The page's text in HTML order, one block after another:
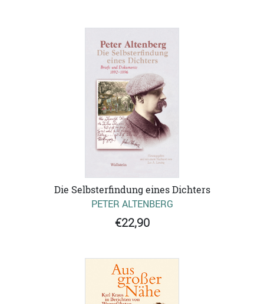
Die Selbsterfindung eines Dichters
PETER ALTENBERG
€22,90